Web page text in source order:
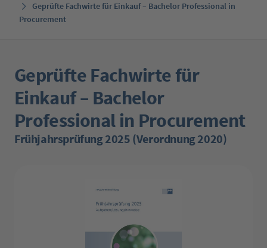
Geprüfte Fachwirte für Einkauf – Bachelor Professional in
Procurement
Geprüfte Fachwirte für
Einkauf – Bachelor
Professional in Procurement
Frühjahrsprüfung 2025 (Verordnung 2020)